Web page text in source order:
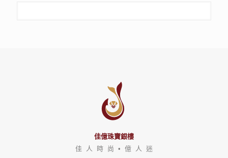
佳億珠寶銀樓
佳 人 時 尚 • 億 人 迷